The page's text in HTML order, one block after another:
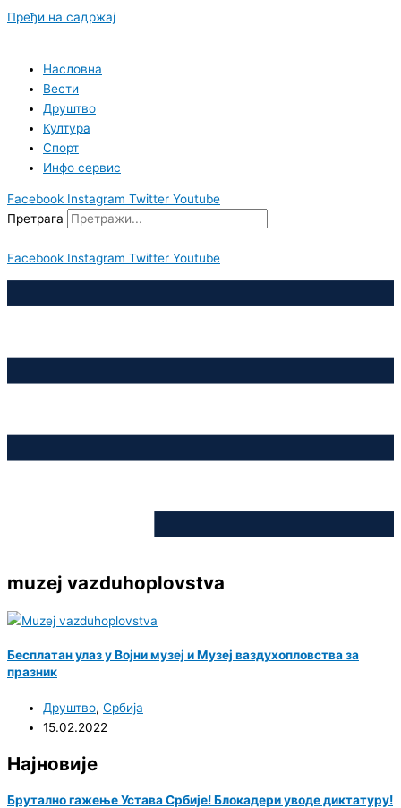
Пређи на садржај
Насловна
Вести
Друштво
Култура
Спорт
Инфо сервис
Facebook Instagram Twitter Youtube
Претрага
Facebook Instagram Twitter Youtube
muzej vazduhoplovstva
Бесплатан улаз у Војни музеј и Музеј ваздухопловства за
празник
Друштво, Србија
15.02.2022
Најновије
Брутално гажење Устава Србије! Блокадери уводе диктатуру!